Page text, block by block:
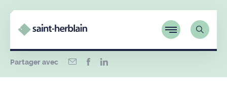
Partager avec